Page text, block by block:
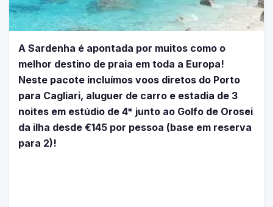
A Sardenha é apontada por muitos como o
melhor destino de praia em toda a Europa!
Neste pacote incluímos voos diretos do Porto
para Cagliari, aluguer de carro e estadia de 3
noites em estúdio de 4* junto ao Golfo de Orosei
da ilha desde €145 por pessoa (base em reserva
para 2)!